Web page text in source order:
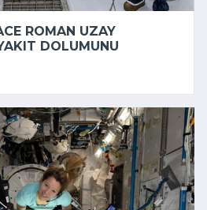
ROMAN UZAY
DOLUMUNU